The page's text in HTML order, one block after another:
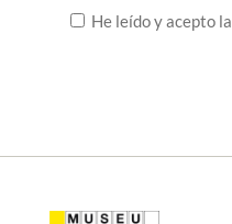
He leído y acepto la